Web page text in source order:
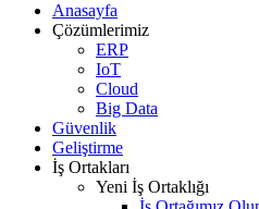
Anasayfa
Çözümlerimiz
ERP
IoT
Cloud
Big Data
Güvenlik
Geliştirme
İş Ortakları
Yeni İş Ortaklığı